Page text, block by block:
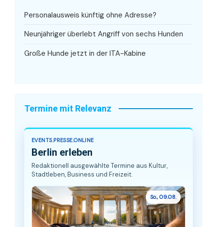
Personalausweis künftig ohne Adresse?
Neunjähriger überlebt Angriff von sechs Hunden
Große Hunde jetzt in der ITA-Kabine
Termine mit Relevanz
EVENTS.PRESSE.ONLINE
Berlin erleben
Redaktionell ausgewählte Termine aus Kultur,
Stadtleben, Business und Freizeit.
So., 09.08.